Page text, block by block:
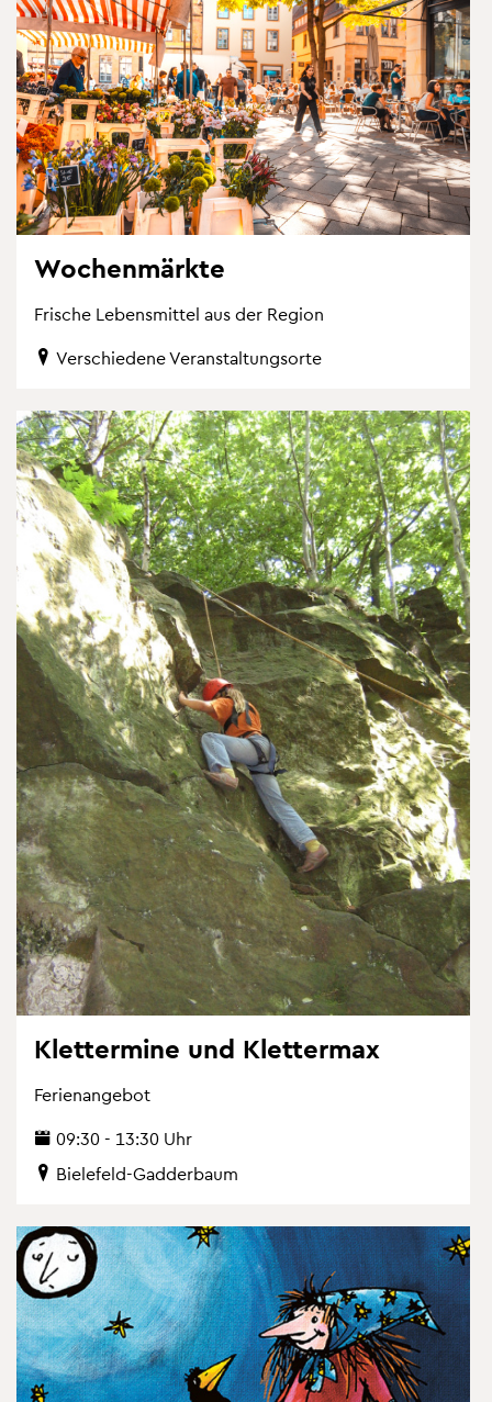
Wo­chen­märk­te
Fri­sche Le­bens­mit­tel aus der Re­gi­on
Ver­schie­de­ne Ver­an­stal­tungs­or­te
Klet­ter­mi­ne und Klet­ter­max
Fe­ri­en­an­ge­bot
09:30 - 13:30 Uhr
Bie­le­feld-Gad­der­baum